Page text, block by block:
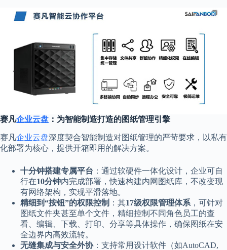
赛凡企业云盘 ：为智能制造打造的图纸管理引擎
赛凡企业云盘深度契合智能制造对图纸管理的严苛要求，以私有
化部署为核心，提供开箱即用的解决方案。
十分钟搭建专属平台 ：通过软硬件一体化设计，企业可自
行在10分钟内完成部署，快速构建内网图纸库，不改变现
有网络架构，实现平滑落地。
精细到“按钮”的权限控制 ：其17级权限管理体系 ，可针对
图纸文件夹甚至单个文件，精细控制不同角色员工的查
看、编辑、下载、打印、分享等具体操作，确保图纸在安
全边界内高效流转。
无缝集成与安全外协：支持常用设计软件（如AutoCAD,